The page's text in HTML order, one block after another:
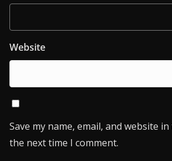
Website
Save my name, email, and website
the next time I comment.